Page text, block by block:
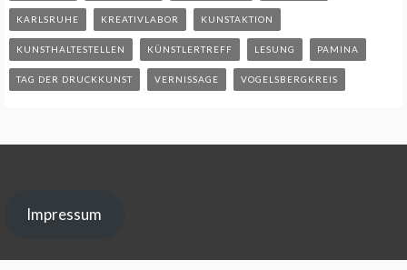
KARLSRUHE KREATIVLABOR KUNSTAKTION
KUNSTHALTESTELLEN KÜNSTLERTREFF LESUNG PAMINA
TAG DER DRUCKKUNST VERNISSAGE VOGELSBERGKREIS
Impressum